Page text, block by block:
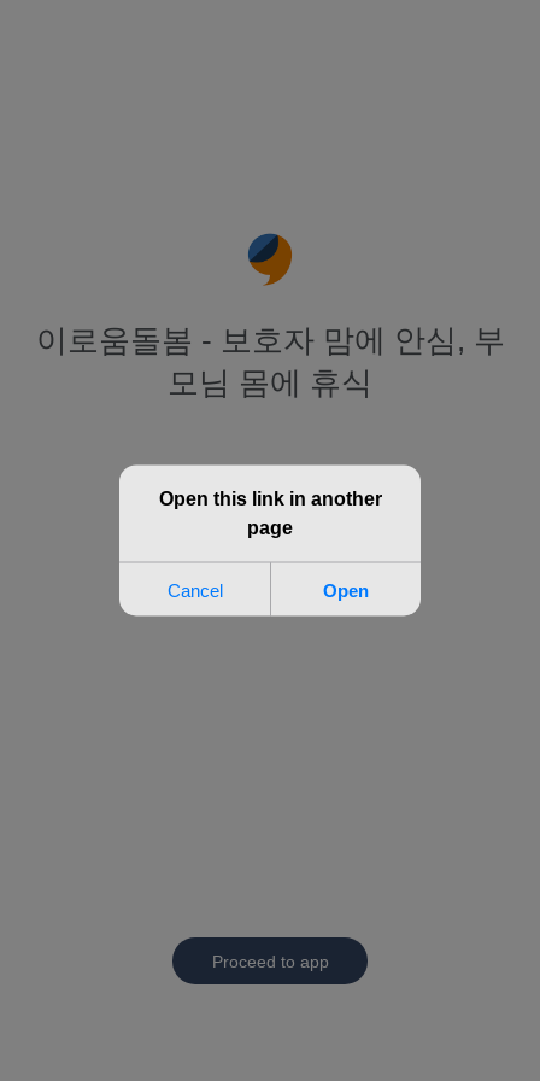
이로움돌봄 - 보호자 맘에 안심, 부
모님 몸에 휴식
Proceed to app